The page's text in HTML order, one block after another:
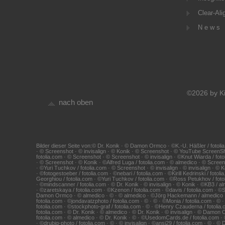
Clear-
N e w s
nach oben
©2026 by
Bilder dieser Seite von:© Dr. Konik · © Damon Ormco · ©K.-U. Häßler /
· © Screenshot · © invisalign · © Konik · © Screenshot · © YouTube
fotolia.com · © Screenshot · © Screenshot · © invisalign · ©Knut Wiarda /
· © Screenshot · © Konik · ©Alfred Luga / fotolia.com · © almedico · ©
· ©Yuri Tuchkov / fotolia.com · © Screenshot · © invisalign · © invisalign ·
· ©fotogestoeber / fotolia.com · ©nebari / fotolia.com · ©Kirill Kedrinski /
Georghiou / fotolia.com · ©Yuri Tuchkov / fotolia.com · ©Ross Petukhov /
· ©mindscanner / fotolia.com · © Dr. Konik · © invisalign · © Konik · ©KB3 /
· ©zaretskaya / fotolia.com · ©Kzenon / fotolia.com · ©davis / fotolia.com ·
Damon Ormco · © almedico · © · © almedico · ©Jörg Hackemann /
fotolia.com · ©jondavatzphoto / fotolia.com · © · © · ©Monia / fotolia.com ·
fotolia.com · ©stockphoto-graf / fotolia.com · © · ©Henry Czauderna /
fotolia.com · © Dr. Konik · © almedico · © Dr. Konik · © invisalign · ©
fotolia.com · © almedico · © Dr. Konik · © · ©UsedomCards.de / fotolia.com
· ©drubig-photo / fotolia.com · © · © invisalign · ©ansi29 / fotolia.com · © ·